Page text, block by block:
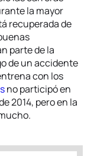
la mayor
recuperada de
parte de la
de un accidente
con los
no participó en
2014, pero en la